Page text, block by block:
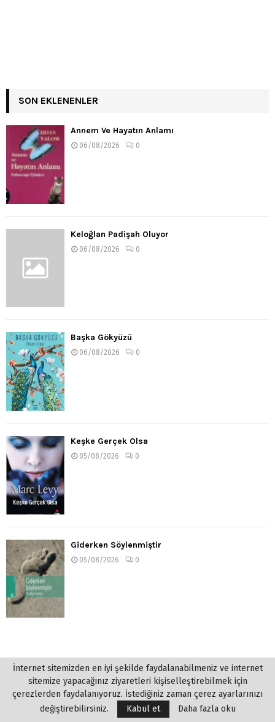
SON EKLENENLER
Annem Ve Hayatın Anlamı
06/08/2026 0
Keloğlan Padişah Oluyor
06/08/2026 0
Başka Gökyüzü
06/08/2026 0
Keşke Gerçek Olsa
05/08/2026 0
Giderken Söylenmiştir
05/08/2026 0
İnternet sitemizden en iyi şekilde faydalanabilmeniz ve internet
sitemize yapacağınız ziyaretleri kişiselleştirebilmek için
çerezlerden faydalanıyoruz. İstediğiniz zaman çerez ayarlarınızı
değiştirebilirsiniz.
Kabul et Daha fazla oku